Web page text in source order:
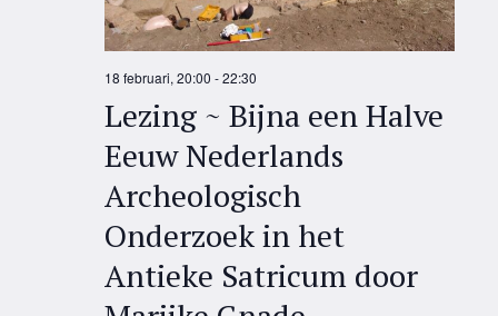
18 februari, 20:00 -22:30
Lezing ~ Bijna een Halve
Eeuw Nederlands
Archeologisch
Onderzoek in het
Antieke Satricum door